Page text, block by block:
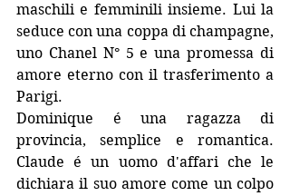
maschili e femminili insieme. Lui la
seduce con una coppa di champagne,
uno Chanel N° 5 e una promessa di
amore eterno con il trasferimento a
Parigi.
Dominique é una ragazza di
provincia, semplice e romantica.
Claude é un uomo d'affari che le
dichiara il suo amore come un colpo